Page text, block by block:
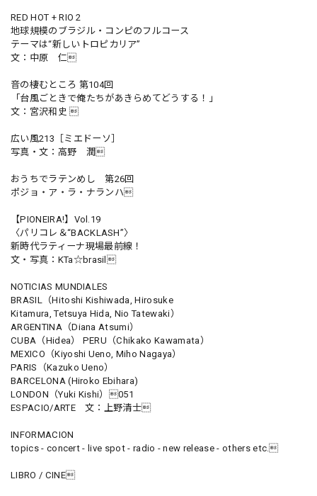
RED HOT + RIO 2
地球規模のブラジル・コンピのフルコース
テーマは“新しいトロピカリア”
文：中原 仁
音の棲むところ 第104回
「台風ごときで俺たちがあきらめてどうする！」
文：宮沢和史 
広い風213［ミエドーソ］
写真・文：高野 潤
おうちでラテンめし 第26回
ポジョ・ア・ラ・ナランハ
【PIONEIRA!】Vol.19
〈パリコレ＆“BACKLASH”〉
新時代ラティーナ現場最前線！
文・写真：KTa☆brasil
NOTICIAS MUNDIALES
BRASIL（Hitoshi Kishiwada, Hirosuke
Kitamura, Tetsuya Hida, Nio Tatewaki）
ARGENTINA（Diana Atsumi）
CUBA（Hidea） PERU（Chikako Kawamata）
MEXICO（Kiyoshi Ueno, Miho Nagaya）
PARIS（Kazuko Ueno）
BARCELONA (Hiroko Ebihara)
LONDON（Yuki Kishi）051
ESPACIO/ARTE 文：上野清士
INFORMACION
topics - concert - live spot - radio - new release - others etc.
LIBRO / CINE